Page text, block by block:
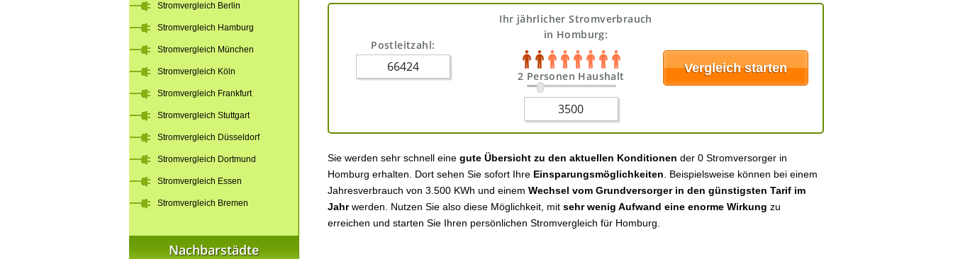
Postleitzahl:
Ihr jährlicher Stromverbrauch
in Homburg:
2 Personen Haushalt
Sie werden sehr schnell eine gute Übersicht zu den aktuellen Konditionen der 0 Stromversorger in
Homburg erhalten. Dort sehen Sie sofort Ihre Einsparungsmöglichkeiten . Beispielsweise können bei einem
Jahresverbrauch von 3.500 KWh und einem Wechsel vom Grundversorger in den günstigsten Tarif im
Jahrwerden. Nutzen Sie also diese Möglichkeit, mit sehr wenig Aufwand eine enorme Wirkung zu
erreichen und starten Sie Ihren persönlichen Stromvergleich für Homburg.
Stromvergleich Berlin
Stromvergleich Hamburg
Stromvergleich München
Stromvergleich Köln
Stromvergleich Frankfurt
Stromvergleich Stuttgart
Stromvergleich Düsseldorf
Stromvergleich Dortmund
Stromvergleich Essen
Stromvergleich Bremen
Nachbarstädte